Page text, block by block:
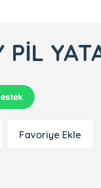
PİL
Favoriye Ekle